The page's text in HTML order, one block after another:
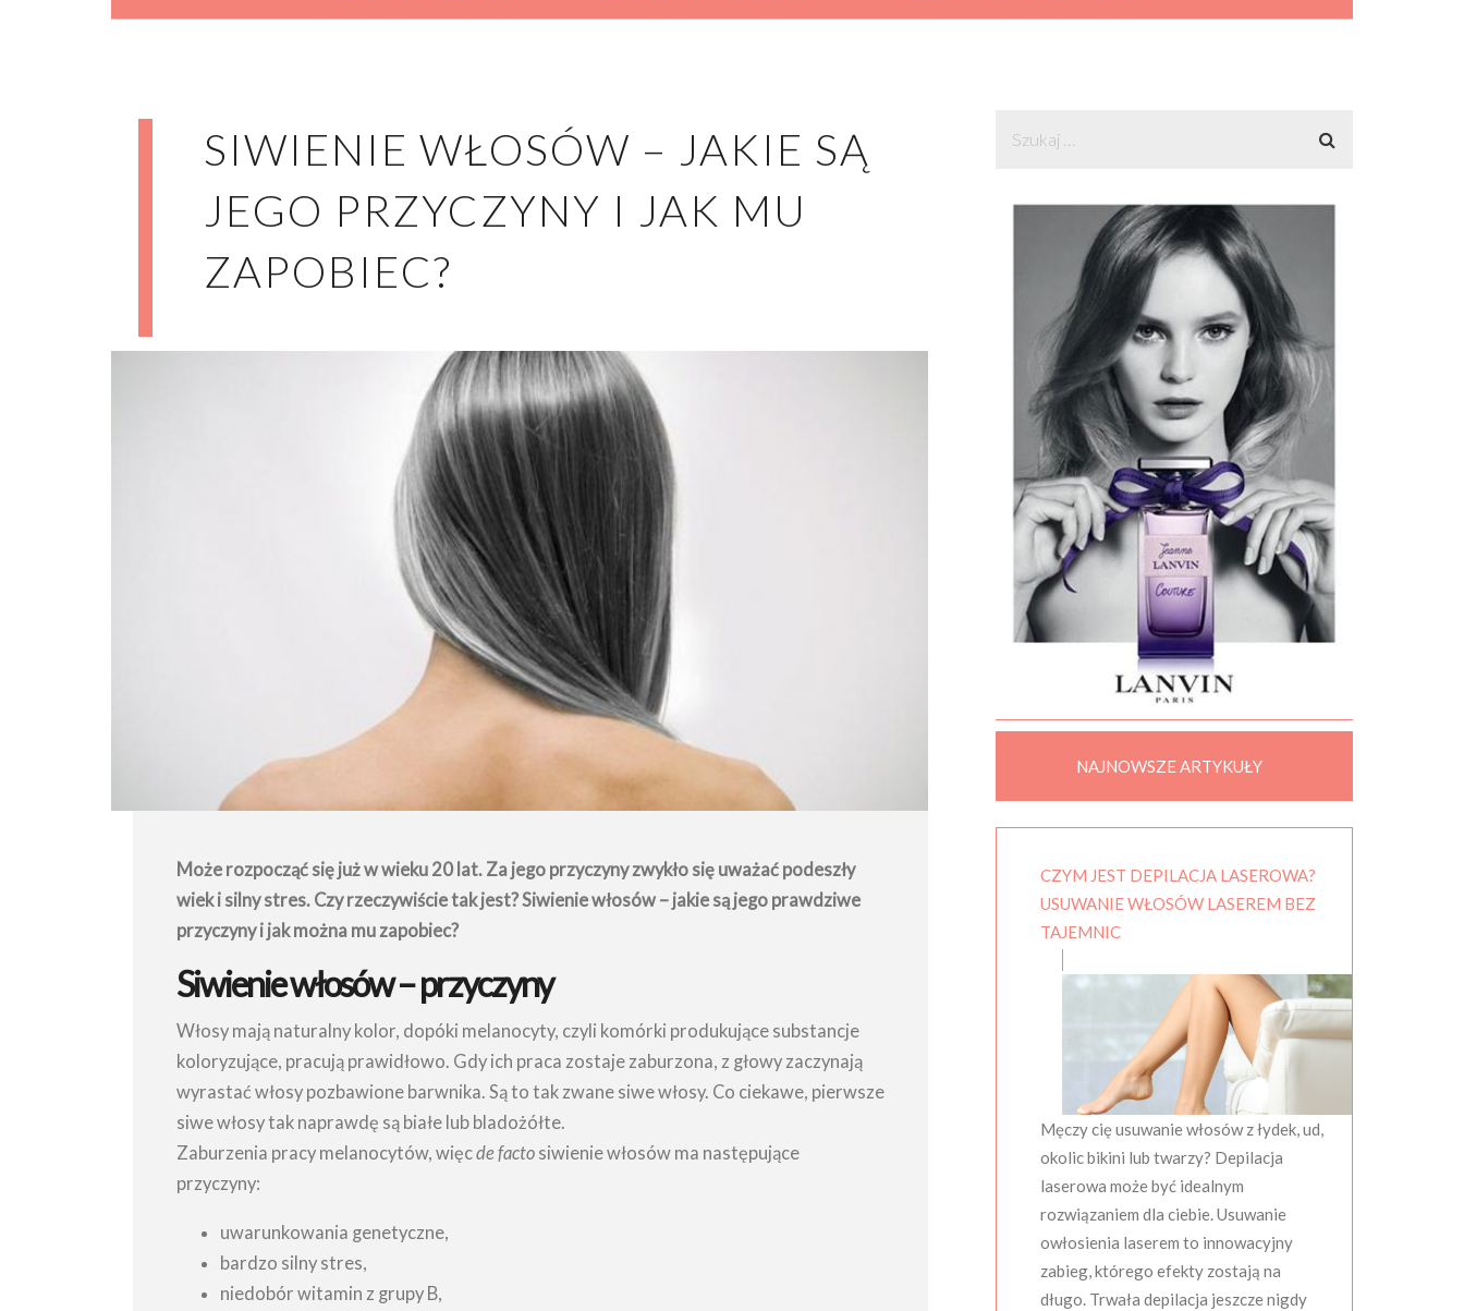
SIWIENIE WŁOSÓW – JAKIE SĄ
JEGO PRZYCZYNY I JAK MU
ZAPOBIEC?
Może rozpocząć się już w wieku 20 lat. Za jego przyczyny zwykło się uważać podeszły
wiek i silny stres. Czy rzeczywiście tak jest? Siwienie włosów – jakie są jego prawdziwe
przyczyny i jak można mu zapobiec?
Siwienie włosów – przyczyny
Włosy mają naturalny kolor, dopóki melanocyty, czyli komórki produkujące substancje
koloryzujące, pracują prawidłowo. Gdy ich praca zostaje zaburzona, z głowy zaczynają
wyrastać włosy pozbawione barwnika. Są to tak zwane siwe włosy. Co ciekawe, pierwsze
siwe włosy tak naprawdę są białe lub bladożółte.
Zaburzenia pracy melanocytów, więcde facto siwienie włosów ma następujące
przyczyny:
uwarunkowania genetyczne,
bardzo silny stres,
niedobór witamin z grupy B,
NAJNOWSZE ARTYKUŁY
CZYM JEST DEPILACJA LASEROWA?
USUWANIE WŁOSÓW LASEREM BEZ
TAJEMNIC
Męczy cię usuwanie włosów z łydek, ud,
okolic bikini lub twarzy? Depilacja
laserowa może być idealnym
rozwiązaniem dla ciebie. Usuwanie
owłosienia laserem to innowacyjny
zabieg, którego efekty zostają na
długo. Trwała depilacja jeszcze nigdy